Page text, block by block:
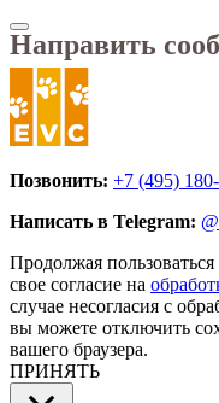
Направить
Позвонить: +7 (495)
Написать в Telegram:
Продолжая
свое согласие на
случае несогласия с
вы можете отключить
вашего браузера.
ПРИНЯТЬ